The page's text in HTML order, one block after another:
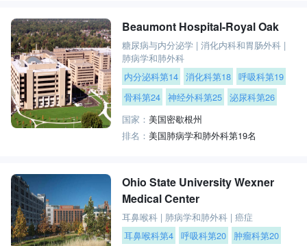
Beaumont Hospital-Royal Oak
糖尿病与内分泌学 |消化内科和胃肠外科 |
肺病学和肺外科
内分泌科第14 消化科第18 呼吸科第19
骨科第24 神经外科第25 泌尿科第26
国家：美国密歇根州
排名：美国肺病学和肺外科第19名
Ohio State University Wexner
Medical Center
耳鼻喉科 | 肺病学和肺外科 |癌症
耳鼻喉科第4 呼吸科第20 肿瘤科第20